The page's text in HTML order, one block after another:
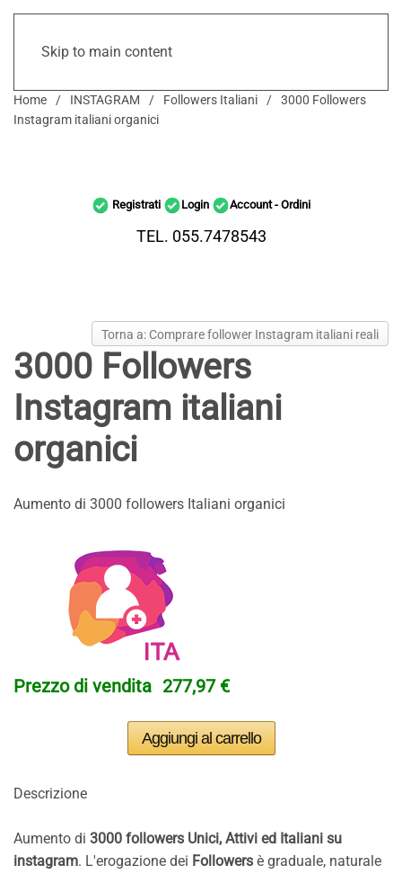
Skip to main content
Home INSTAGRAM Followers Italiani
3000 Followers
Instagram italiani organici
Registrati Login Account - Ordini
TEL. 055.7478543
Torna a: Comprare follower Instagram italiani reali
3000 Followers
Instagram italiani
organici
Aumento di 3000 followers Italiani organici
Prezzo di vendita 277,97 €
Descrizione
Aumento di 3000 followers Unici, Attivi ed Italiani su
instagram. L'erogazione dei Followers è graduale, naturale